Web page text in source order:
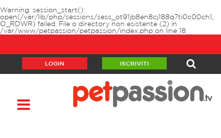
Warning: session_start():
open(/var/lib/php/sessions/sess_ot91jb8en8cj188q7ti0c00ch1,
O_RDWR) failed: File o directory non esistente (2) in
/var/www/petpassion/petpassion/index.php on line 18
LOGIN ISCRIVITI